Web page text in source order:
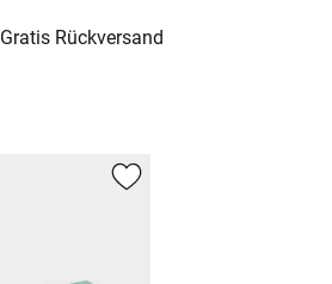
Gratis Rückversand